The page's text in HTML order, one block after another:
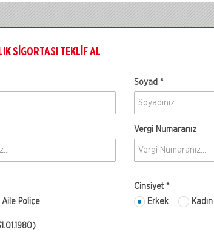
SIGORTASI TEKLIF AL
Soyad *
Vergi Numaranız
Aile Poliçe
Cinsiyet *
Erkek
Kadın